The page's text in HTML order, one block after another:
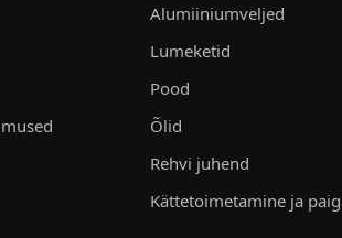
Alumiiniumveljed
Lumeketid
Pood
Õlid
Rehvi juhend
Kättetoimetamine ja